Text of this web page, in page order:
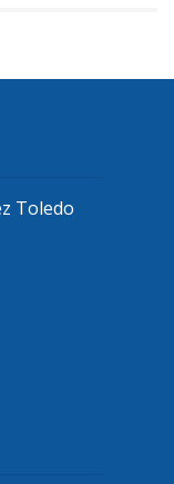
Toledo